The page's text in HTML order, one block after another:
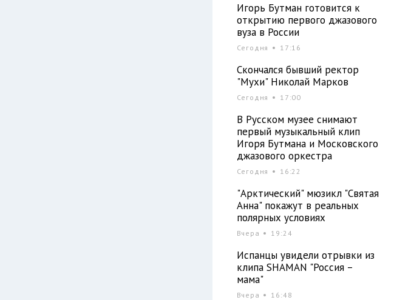
Игорь Бутман готовится к
открытию первого джазового
вуза в России
Сегодня 17:16
Скончался бывший ректор
"Мухи" Николай Марков
Сегодня 17:00
В Русском музее снимают
первый музыкальный клип
Игоря Бутмана и Московского
джазового оркестра
Сегодня 16:22
"Арктический" мюзикл "Святая
Анна" покажут в реальных
полярных условиях
Вчера 19:24
Испанцы увидели отрывки из
клипа SHAMAN "Россия –
мама"
Вчера 16:48